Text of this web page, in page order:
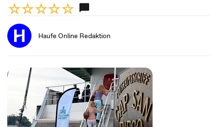
Haufe Online Redaktion